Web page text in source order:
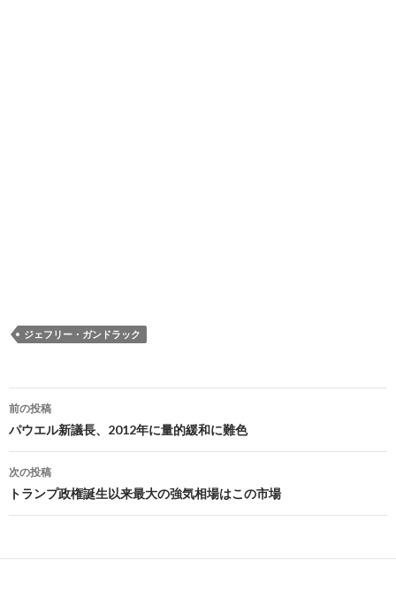
ジェフリー・ガンドラック
投
稿
ナ
ビ
ゲ
ー
前の投稿
パウエル新議長、2012年に量的緩和に難色
次の投稿
トランプ政権誕生以来最大の強気相場はこの市場